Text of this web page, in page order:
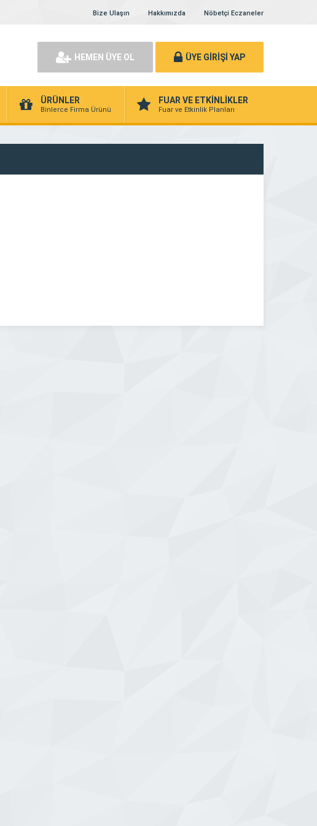
Bize Ulaşın Hakkımızda Nöbetçi Eczaneler
HEMEN ÜYE OL ÜYE GİRİŞİ YAP
ÜRÜNLER
Binlerce Firma Ürünü
FUAR VE ETKİNLİKLER
Fuar ve Etkinlik Planları